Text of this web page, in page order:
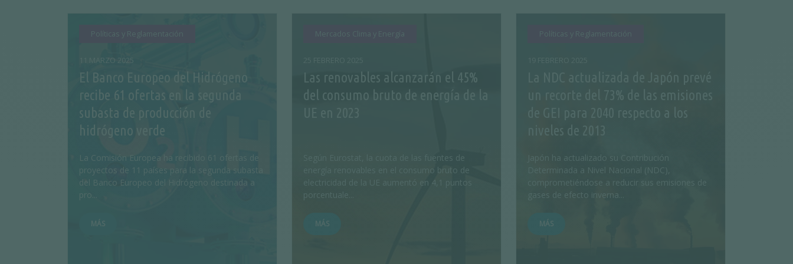
Políticas y Reglamentación
11 MARZO 2025
El Banco Europeo del Hidrógeno
recibe 61 ofertas en la segunda
subasta de producción de
hidrógeno verde
La Comisión Europea ha recibido 61 ofertas de
proyectos de 11 países para la segunda subasta
del Banco Europeo del Hidrógeno destinada a
pro...
MÁS
Mercados Clima y Energía
Las renovables alcanzarán el 45%
del consumo bruto de energía de la
Según Eurostat, la cuota de las fuentes de
energía renovables en el consumo bruto de
electricidad de la UE aumentó en 4,1 puntos
porcentuale...
MÁS
Políticas y Reglamentación
un recorte del 73% de las emisiones
niveles de 2013
Japón ha actualizado su Contribución
Determinada a Nivel Nacional (NDC),
comprometiéndose a reducir sus emisiones de
gases de efecto inverna...
MÁS